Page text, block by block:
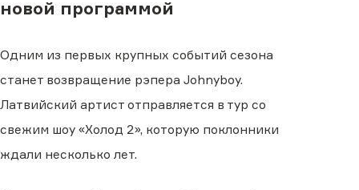
новой программой
Одним из первых крупных событий сезона
станет возвращение рэпера Johnyboy.
Латвийский артист отправляется в тур со
свежим шоу «Холод 2», которую поклонники
ждали несколько лет.